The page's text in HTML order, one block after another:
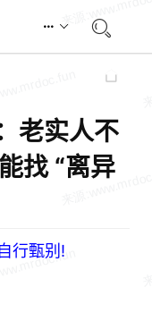
老实人不
找 “离异
行甄别!